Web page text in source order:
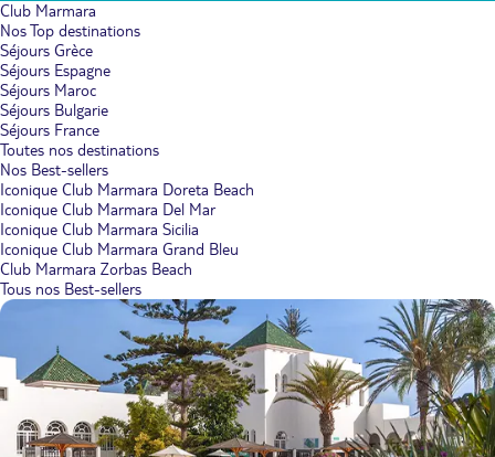
Club Marmara
Nos Top destinations
Séjours Grèce
Séjours Espagne
Séjours Maroc
Séjours Bulgarie
Séjours France
Toutes nos destinations
Nos Best-sellers
Iconique Club Marmara Doreta Beach
Iconique Club Marmara Del Mar
Iconique Club Marmara Sicilia
Iconique Club Marmara Grand Bleu
Club Marmara Zorbas Beach
Tous nos Best-sellers